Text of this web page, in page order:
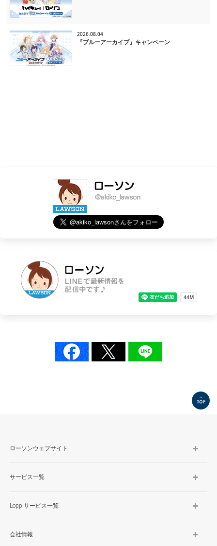
2026.08.04
『ブルーアーカイブ』キャンペーン
ローソンウェブサイト
サービス一覧
Loppiサービス一覧
会社情報